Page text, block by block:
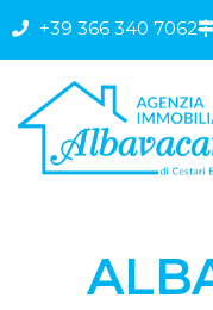
+39 366 340 7062